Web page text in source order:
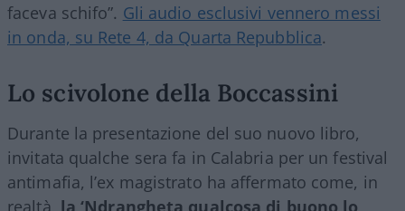
faceva schifo”. Gli audio esclusivi vennero messi
in onda, su Rete 4, da Quarta Repubblica.
Lo scivolone della Boccassini
Durante la presentazione del suo nuovo libro,
invitata qualche sera fa in Calabria per un festival
antimafia, l’ex magistrato ha affermato come, in
realtà, la ‘Ndrangheta qualcosa di buono lo